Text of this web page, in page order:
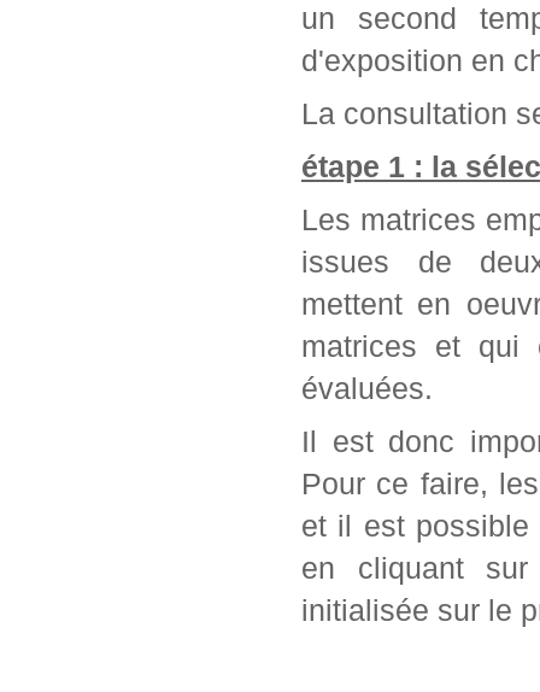
un second
d'exposition en
La consultation
étape 1 : la
Les matrices
issues de
mettent en
matrices et qui
évaluées.
Il est donc
Pour ce faire,
et il est possible
en cliquant
initialisée sur le